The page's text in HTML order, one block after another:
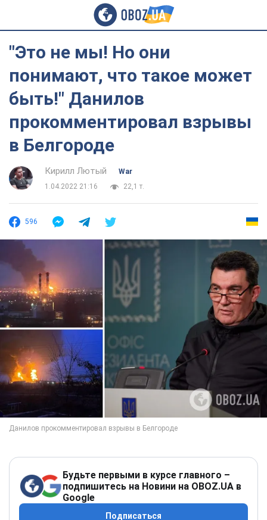
"Это не мы! Но они
понимают, что такое может
быть!" Данилов
прокомментировал взрывы
в Белгороде
Кирилл Лютый
War
1.04.2022 21:16
22,1 т.
596
Будьте первыми в курсе главного –
подпишитесь на Новини на OBOZ.UA в
Google
Подписаться